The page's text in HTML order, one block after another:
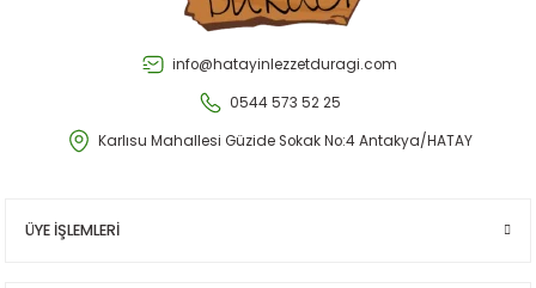
info@hatayinlezzetduragi.com
0544 573 52 25
Karlısu Mahallesi Güzide Sokak No:4 Antakya/HATAY
ÜYE İŞLEMLERİ